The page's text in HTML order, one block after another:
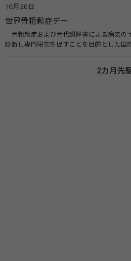
伝えたい！薬との付き合い方」（保健指導
10月20日
世界骨粗鬆症デー
骨粗鬆症および骨代謝障害による病気の
診断し専門研究を促すことを目的とした国
法人 骨粗鬆症財団 世界骨粗鬆症デー（
2カ月先